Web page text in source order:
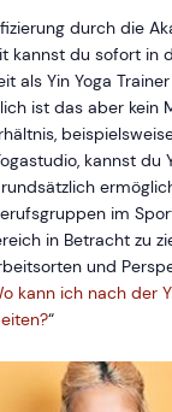
durch die
kannst du sofort in
als Yin Yoga
ist das aber kein
kannst du
im
in Betracht zu
und
kann ich nach der
“